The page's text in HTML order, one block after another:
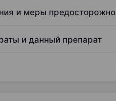
и меры
и данный препарат